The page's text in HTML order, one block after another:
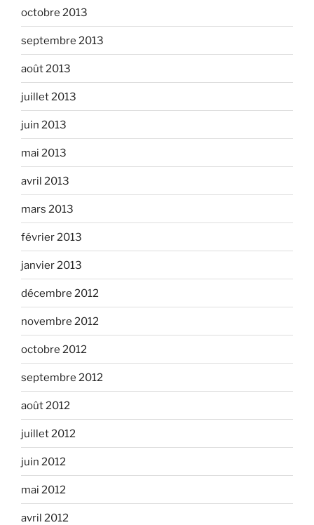
octobre 2013
septembre 2013
août 2013
juillet 2013
juin 2013
mai 2013
avril 2013
mars 2013
février 2013
janvier 2013
décembre 2012
novembre 2012
octobre 2012
septembre 2012
août 2012
juillet 2012
juin 2012
mai 2012
avril 2012